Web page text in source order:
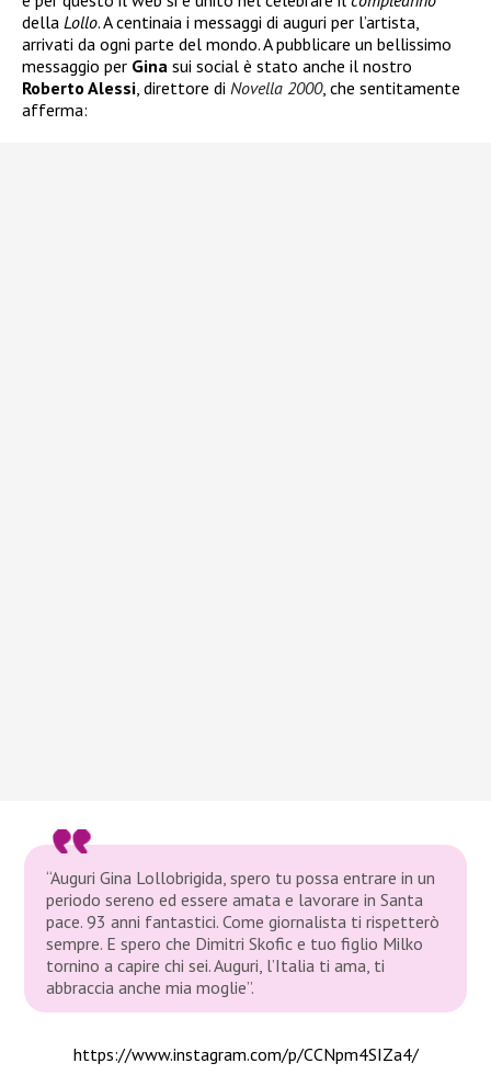
della Lollo. A centinaia i messaggi di auguri per l’artista,
arrivati da ogni parte del mondo. A pubblicare un bellissimo
messaggio per Gina sui social è stato anche il nostro
Roberto Alessi, direttore di Novella 2000, che sentitamente
afferma:
“Auguri Gina Lollobrigida, spero tu possa entrare in un
periodo sereno ed essere amata e lavorare in Santa
pace. 93 anni fantastici. Come giornalista ti rispetterò
sempre. E spero che Dimitri Skofic e tuo figlio Milko
tornino a capire chi sei. Auguri, l’Italia ti ama, ti
abbraccia anche mia moglie”.
https://www.instagram.com/p/CCNpm4SIZa4/